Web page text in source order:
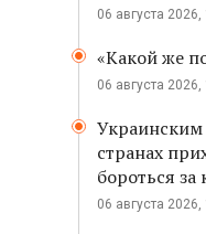
06 августа 2026,
«Какой же
06 августа 2026,
Украинским
странах
бороться
06 августа 2026,